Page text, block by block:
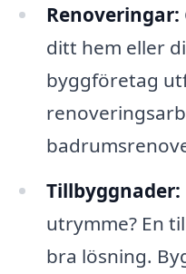
Renoveringar:
ditt hem eller
byggföretag
Tillbyggnader:
utrymme? En
bra lösning.